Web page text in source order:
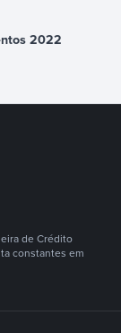
2022
de Crédito
constantes em